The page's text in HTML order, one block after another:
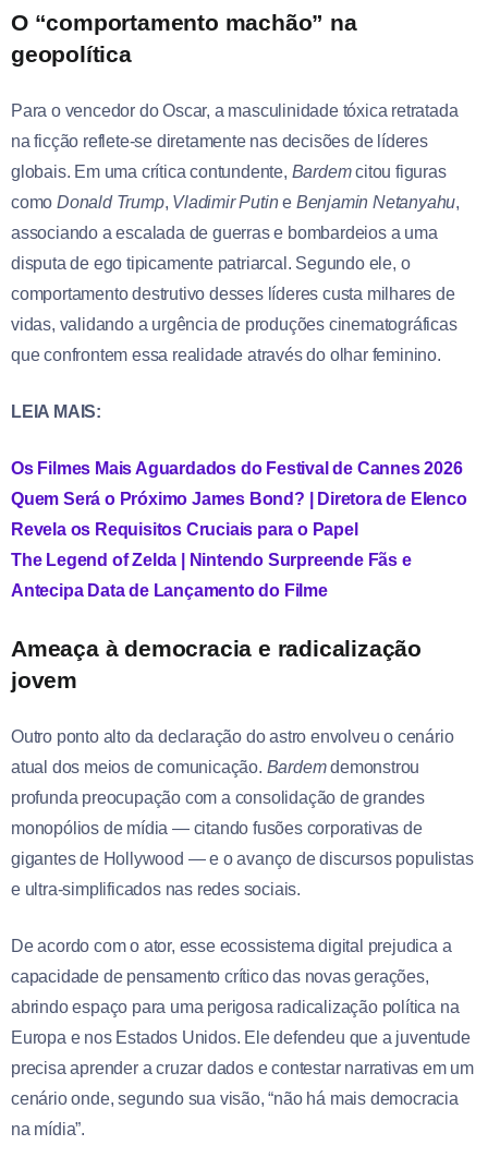
O “comportamento machão” na
geopolítica
Para o vencedor do Oscar, a masculinidade tóxica retratada
na ficção reflete-se diretamente nas decisões de líderes
globais. Em uma crítica contundente, Bardemcitou figuras
como Donald Trump, Vladimir Putine Benjamin Netanyahu,
associando a escalada de guerras e bombardeios a uma
disputa de ego tipicamente patriarcal. Segundo ele, o
comportamento destrutivo desses líderes custa milhares de
vidas, validando a urgência de produções cinematográficas
que confrontem essa realidade através do olhar feminino.
LEIA MAIS:
Os Filmes Mais Aguardados do Festival de Cannes 2026
Quem Será o Próximo James Bond? | Diretora de Elenco
Revela os Requisitos Cruciais para o Papel
The Legend of Zelda | Nintendo Surpreende Fãs e
Antecipa Data de Lançamento do Filme
Ameaça à democracia e radicalização
jovem
Outro ponto alto da declaração do astro envolveu o cenário
atual dos meios de comunicação. Bardemdemonstrou
profunda preocupação com a consolidação de grandes
monopólios de mídia — citando fusões corporativas de
gigantes de Hollywood — e o avanço de discursos populistas
e ultra-simplificados nas redes sociais.
De acordo com o ator, esse ecossistema digital prejudica a
capacidade de pensamento crítico das novas gerações,
abrindo espaço para uma perigosa radicalização política na
Europa e nos Estados Unidos. Ele defendeu que a juventude
precisa aprender a cruzar dados e contestar narrativas em um
cenário onde, segundo sua visão, “não há mais democracia
na mídia”.